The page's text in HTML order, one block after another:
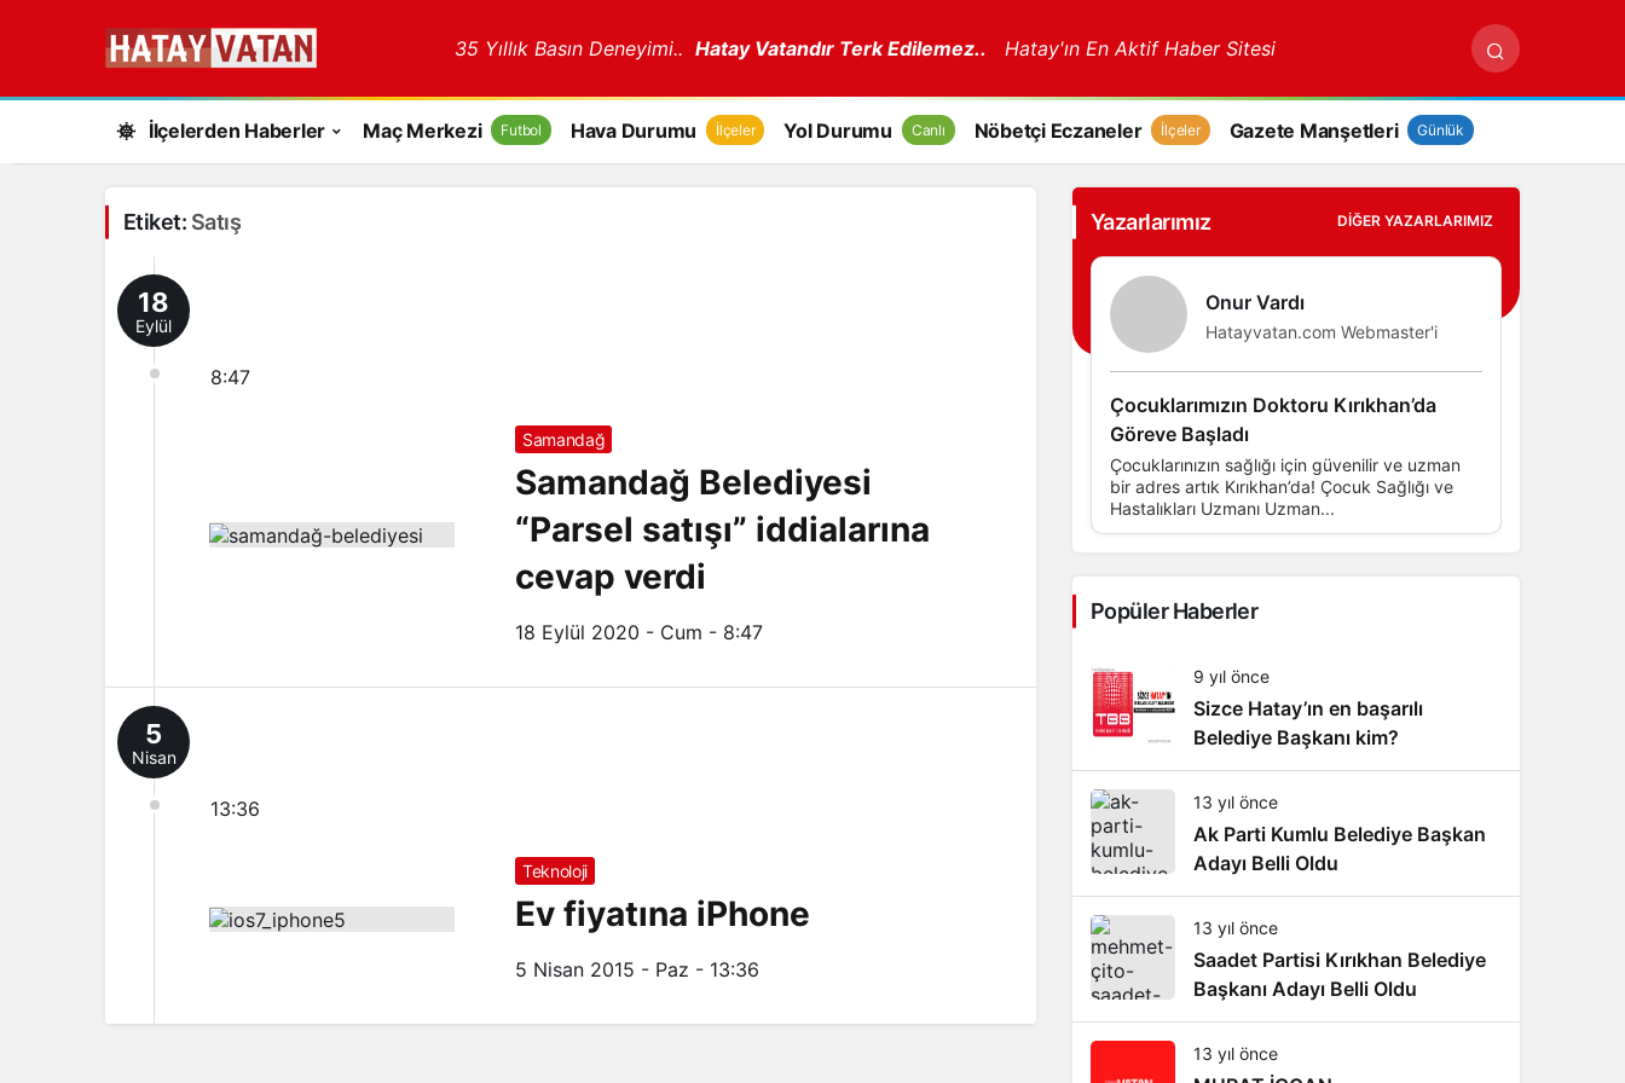
35 Yıllık Basın Deneyimi.. Hatay Vatandır Terk Edilemez.. Hatay'ın En Aktif Haber Sitesi
İlçelerden Haberler Maç Merkezi Futbol Hava Durumu İlçeler Yol Durumu Canlı Nöbetçi Eczaneler İlçeler Gazete Manşetleri Günlük
Etiket: Satış
18
Eylül
8:47
Samandağ
Samandağ Belediyesi
“Parsel satışı” iddialarına
cevap verdi
18 Eylül 2020 - Cum - 8:47
5
Nisan
13:36
Teknoloji
Ev fiyatına iPhone
5 Nisan 2015 - Paz - 13:36
Yazarlarımız DIĞER YAZARLARIMIZ
Onur Vardı
Hatayvatan.com Webmaster'i
Çocuklarımızın Doktoru Kırıkhan’da
Göreve Başladı
Çocuklarınızın sağlığı için güvenilir ve uzman
bir adres artık Kırıkhan’da! Çocuk Sağlığı ve
Hastalıkları Uzmanı Uzman...
Popüler Haberler
9 yıl önce
Sizce Hatay’ın en başarılı
Belediye Başkanı kim?
13 yıl önce
Ak Parti Kumlu Belediye Başkan
Adayı Belli Oldu
13 yıl önce
Saadet Partisi Kırıkhan Belediye
Başkanı Adayı Belli Oldu
13 yıl önce